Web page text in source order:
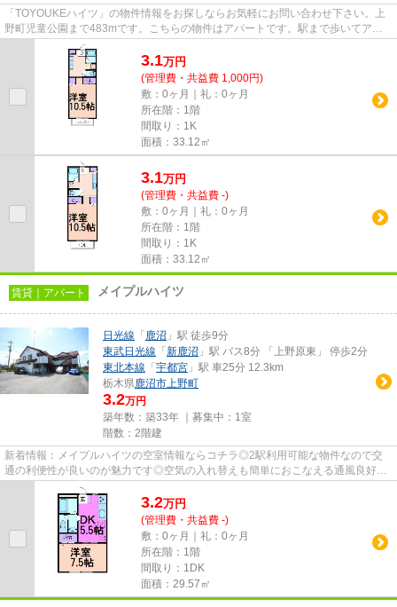
「TOYOUKEハイツ」の物件情報をお探しならお気軽にお問い合わせ下さい。上
野町児童公園まで483mです。こちらの物件はアパートです。駅まで歩いてアク
セスできる、徒歩4分の距離に立地...
3.1万円
(管理費・共益費 1,000円)
敷：0ヶ月｜礼：0ヶ月
所在階：1階
間取り：1K
面積：33.12㎡
3.1万円
(管理費・共益費 -)
敷：0ヶ月｜礼：0ヶ月
所在階：1階
間取り：1K
面積：33.12㎡
賃貸｜アパート メイプルハイツ
日光線 「 鹿沼 」駅 徒歩9分
東武日光線 「 新鹿沼 」駅 バス8分 「上野原東」 停歩2分
東北本線 「 宇都宮 」駅 車25分 12.3km
栃木県鹿沼市上野町
3.2万円
築年数：築33年 ｜募集中： 1室
階数：2階建
新着情報：メイプルハイツの空室情報ならコチラ◎2駅利用可能な物件なので交
通の利便性が良いのが魅力です◎空気の入れ替えも簡単におこなえる通風良好の
物件です◎バス停から徒歩3分以内...
3.2万円
(管理費・共益費 -)
敷：0ヶ月｜礼：0ヶ月
所在階：1階
間取り：1DK
面積：29.57㎡